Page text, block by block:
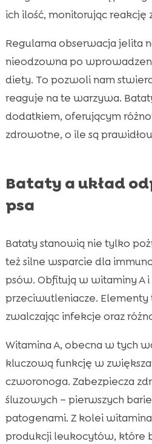
ich ilość, monitorując reakcję
Regularna obserwacja jelita
nieodzowna po
diety. To pozwoli nam
reaguje na te warzywa.
dodatkiem, oferującym
zdrowotne, o ile są
Bataty a układ
psa
Bataty stanowią nie tylko
też silne wsparcie dla
psów. Obfitują w witaminy A i
przeciwutleniacze. Elementy
zwalczając infekcje oraz
Witamina A, obecna w tych
kluczową funkcję w
czworonoga. Zabezpiecza
śluzowych – pierwszych
patogenami. Z kolei
produkcji leukocytów, które